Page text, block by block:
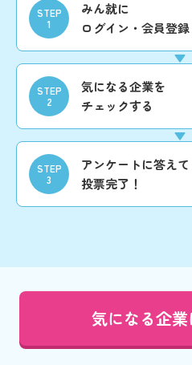
STEP
1
みん就に
ログイン・会員登録
STEP
2
気になる企業を
チェックする
STEP
3
アンケートに答えて
投票完了！
気になる企